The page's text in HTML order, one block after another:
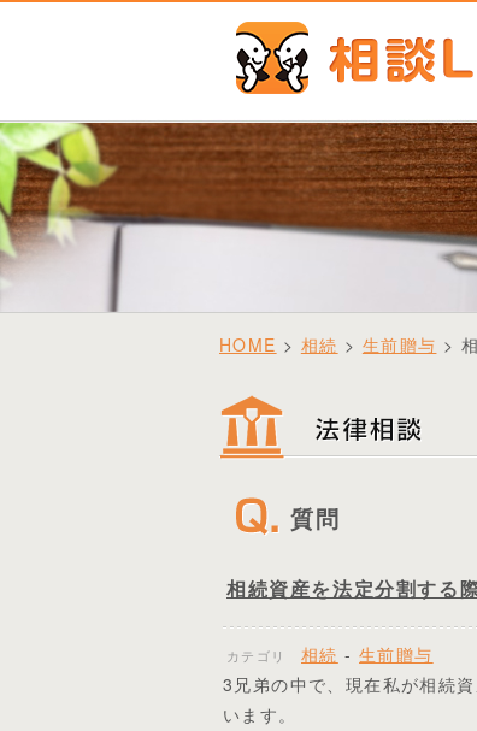
HOME > 相続 > 生前贈与 >
質問
相続資産を法定分割する
カテゴリ 相続 -生前贈与
3兄弟の中で、現在私が相続
います。